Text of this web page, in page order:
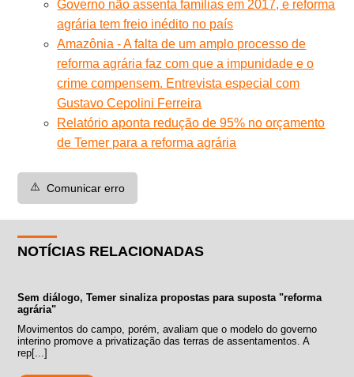
Governo não assenta famílias em 2017, e reforma
agrária tem freio inédito no país
Amazônia - A falta de um amplo processo de
reforma agrária faz com que a impunidade e o
crime compensem. Entrevista especial com
Gustavo Cepolini Ferreira
Relatório aponta redução de 95% no orçamento
de Temer para a reforma agrária
⚠️ Comunicar erro
NOTÍCIAS RELACIONADAS
Sem diálogo, Temer sinaliza propostas para suposta "reforma
agrária"
Movimentos do campo, porém, avaliam que o modelo do governo
interino promove a privatização das terras de assentamentos. A
rep[...]